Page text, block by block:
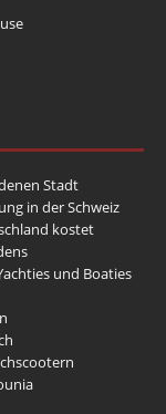
Stadt
in der Schweiz
kostet
und Boaties